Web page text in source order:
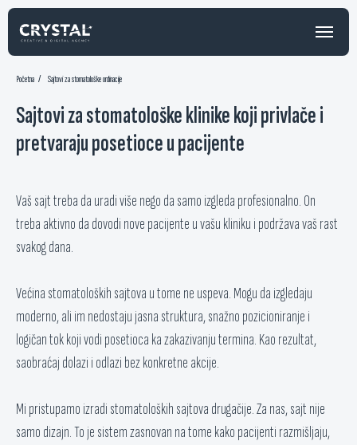
Početna / Sajtovi za stomatološke ordinacije
Sajtovi za stomatološke klinike koji privlače i
pretvaraju posetioce u pacijente
Vaš sajt treba da uradi više nego da samo izgleda profesionalno. On
treba aktivno da dovodi nove pacijente u vašu kliniku i podržava vaš rast
svakog dana.
Većina stomatoloških sajtova u tome ne uspeva. Mogu da izgledaju
moderno, ali im nedostaju jasna struktura, snažno pozicioniranje i
logičan tok koji vodi posetioca ka zakazivanju termina. Kao rezultat,
saobraćaj dolazi i odlazi bez konkretne akcije.
Mi pristupamo izradi stomatoloških sajtova drugačije. Za nas, sajt nije
samo dizajn. To je sistem zasnovan na tome kako pacijenti razmišljaju,